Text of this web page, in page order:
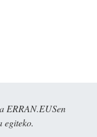
ERRAN.EUSen
egiteko.